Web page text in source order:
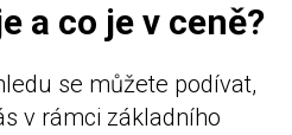
a co je v ceně?
se můžete podívat,
v rámci základního